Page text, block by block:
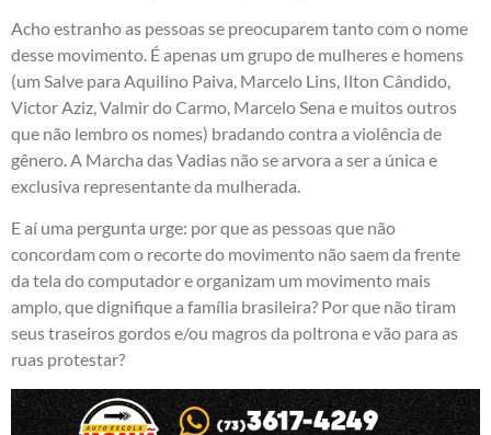
Acho estranho as pessoas se preocuparem tanto com o nome
desse movimento. É apenas um grupo de mulheres e homens
(um Salve para Aquilino Paiva, Marcelo Lins, Ilton Cândido,
Victor Aziz, Valmir do Carmo, Marcelo Sena e muitos outros
que não lembro os nomes) bradando contra a violência de
gênero. A Marcha das Vadias não se arvora a ser a única e
exclusiva representante da mulherada.
E aí uma pergunta urge: por que as pessoas que não
concordam com o recorte do movimento não saem da frente
da tela do computador e organizam um movimento mais
amplo, que dignifique a família brasileira? Por que não tiram
seus traseiros gordos e/ou magros da poltrona e vão para as
ruas protestar?